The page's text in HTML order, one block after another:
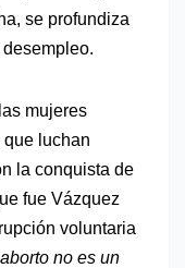
se profundiza
mujeres
luchan
la conquista de
fue Vázquez
voluntaria
no es un